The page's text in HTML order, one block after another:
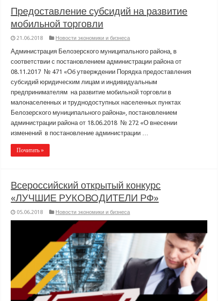
Предоставление субсидий на развитие
мобильной торговли
21.06.2018 Новости экономики и бизнеса
Администрация Белозерского муниципального района, в
соответствии с постановлением администрации района от
08.11.2017 № 471 «Об утверждении Порядка предоставления
субсидий юридическим лицам и индивидуальным
предпринимателям на развитие мобильной торговли в
малонаселенных и труднодоступных населенных пунктах
Белозерского муниципального района», постановлением
администрации района от 18.06.2018 № 272 «О внесении
изменений в постановление администрации …
Почитать »
Всероссийский открытый конкурс
«ЛУЧШИЕ РУКОВОДИТЕЛИ РФ»
05.06.2018 Новости экономики и бизнеса